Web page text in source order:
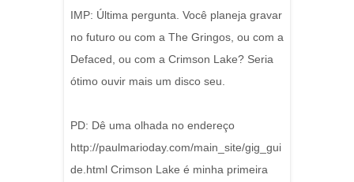
IMP: Última pergunta. Você planeja gravar
no futuro ou com a The Gringos, ou com a
Defaced, ou com a Crimson Lake? Seria
ótimo ouvir mais um disco seu.
PD: Dê uma olhada no endereço
http://paulmarioday.com/main_site/gig_gui
de.html Crimson Lake é minha primeira